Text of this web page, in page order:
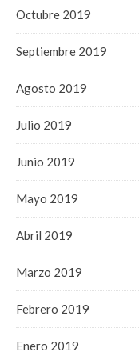
Octubre 2019
Septiembre 2019
Agosto 2019
Julio 2019
Junio 2019
Mayo 2019
Abril 2019
Marzo 2019
Febrero 2019
Enero 2019